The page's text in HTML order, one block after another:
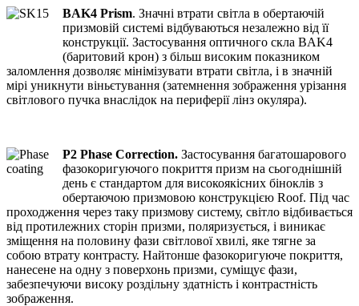
BAK4 Prism. Значні втрати світла в обертаючій
призмовій системі відбуваються незалежно від її
конструкції. Застосування оптичного скла BAK4
(баритовий крон) з більш високим показником
заломлення дозволяє мінімізувати втрати світла, і в значній
мірі уникнути віньєтування (затемнення зображення урізання
світлового пучка внаслідок на периферії лінз окуляра).
P2 Phase Correction. Застосування багатошарового
фазокоригуючого покриття призм на сьогоднішній
день є стандартом для високоякісних біноклів з
обертаючою призмовою конструкцією Roof. Під час
проходження через таку призмову систему, світло відбивається
від протилежних сторін призми, поляризується, і виникає
зміщення на половину фази світлової хвилі, яке тягне за
собою втрату контрасту. Найтонше фазокоригуюче покриття,
нанесене на одну з поверхонь призми, суміщує фази,
забезпечуючи високу роздільну здатність і контрастність
зображення.